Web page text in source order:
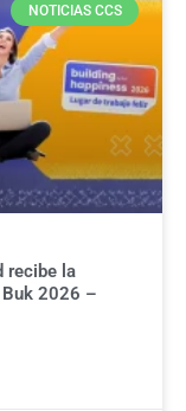
NOTICIAS CCS
recibe la
Buk 2026 –